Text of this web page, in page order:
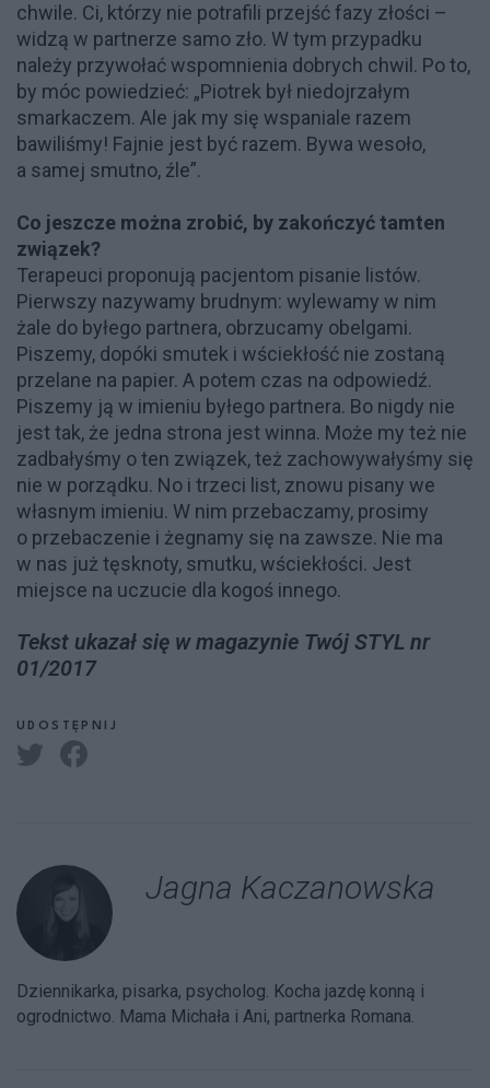
chwile. Ci, którzy nie potrafili przejść fazy złości –
widzą w partnerze samo zło. W tym przypadku
należy przywołać wspomnienia dobrych chwil. Po to,
by móc powiedzieć: „Piotrek był niedojrzałym
smarkaczem. Ale jak my się wspaniale razem
bawiliśmy! Fajnie jest być razem. Bywa wesoło,
a samej smutno, źle”.
Co jeszcze można zrobić, by zakończyć tamten
związek?
Terapeuci proponują pacjentom pisanie listów.
Pierwszy nazywamy brudnym: wylewamy w nim
żale do byłego partnera, obrzucamy obelgami.
Piszemy, dopóki smutek i wściekłość nie zostaną
przelane na papier. A potem czas na odpowiedź.
Piszemy ją w imieniu byłego partnera. Bo nigdy nie
jest tak, że jedna strona jest winna. Może my też nie
zadbałyśmy o ten związek, też zachowywałyśmy się
nie w porządku. No i trzeci list, znowu pisany we
własnym imieniu. W nim przebaczamy, prosimy
o przebaczenie i żegnamy się na zawsze. Nie ma
w nas już tęsknoty, smutku, wściekłości. Jest
miejsce na uczucie dla kogoś innego.
Tekst ukazał się w magazynie Twój STYL nr
01/2017
UDOSTĘPNIJ
Jagna Kaczanowska
Dziennikarka, pisarka, psycholog. Kocha jazdę konną i
ogrodnictwo. Mama Michała i Ani, partnerka Romana.